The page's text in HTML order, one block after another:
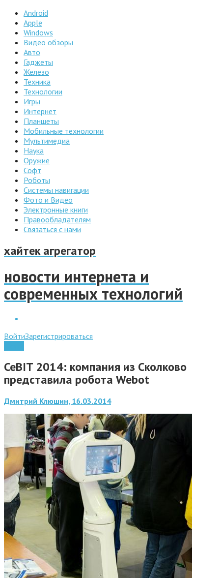
Android
Apple
Windows
Видео обзоры
Авто
Гаджеты
Железо
Техника
Технологии
Игры
Интернет
Планшеты
Мобильные технологии
Мультимедиа
Наука
Оружие
Софт
Роботы
Системы навигации
Фото и Видео
Электронные книги
Правообладателям
Связаться с нами
хайтек агрегатор
новости интернета и
современных технологий
ВойтиЗарегистрироваться
CeBIT 2014: компания из Сколково
представила робота Webot
Дмитрий Клюшин, 16.03.2014